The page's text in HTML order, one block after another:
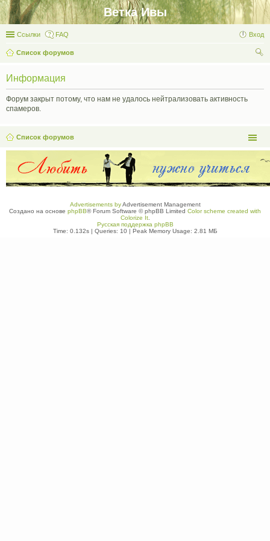
Ветка Ивы
Ссылки FAQ Вход
Список форумов
Информация
Форум закрыт потому, что нам не удалось нейтрализовать активность
спамеров.
Список форумов
Advertisements byAdvertisement Management
Создано на основе phpBB® Forum Software © phpBB Limited Color scheme created with
Colorize It.
Русская поддержка phpBB
Time: 0.132s| Queries: 10| Peak Memory Usage: 2.81 МБ